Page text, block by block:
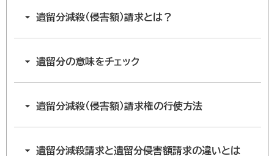
遺留分減殺（侵害額）請求とは？
遺留分の意味をチェック
遺留分減殺（侵害額）請求権の行使方法
遺留分減殺請求と遺留分侵害額請求の違いとは